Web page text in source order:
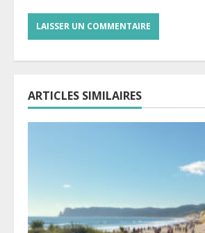
ARTICLES SIMILAIRES